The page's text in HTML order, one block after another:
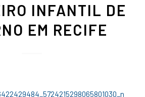
INFANTIL DE
EM RECIFE